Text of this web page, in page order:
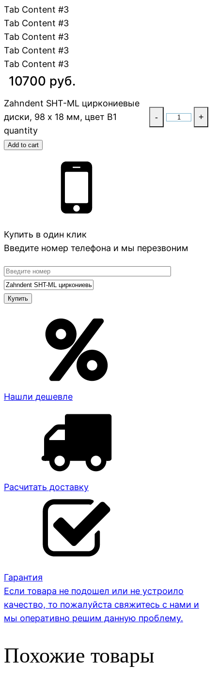
Tab Content #3
Tab Content #3
Tab Content #3
Tab Content #3
Tab Content #3
10700 руб.
Zahndent SHT-ML циркониевые
диски, 98 х 18 мм, цвет B1
quantity
- +
Add to cart
Купить в один клик
Введите номер телефона и мы перезвоним
Нашли дешевле
Расчитать доставку
Гарантия
Если товара не подошел или не устроило
качество, то пожалуйста свяжитесь с нами и
мы оперативно решим данную проблему.
Похожие товары